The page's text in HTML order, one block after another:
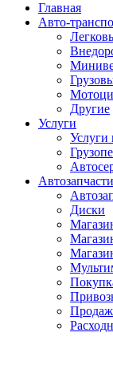
Главная
Авто-
Другие
Услуги
Услуги
Автозапчасти
Диски